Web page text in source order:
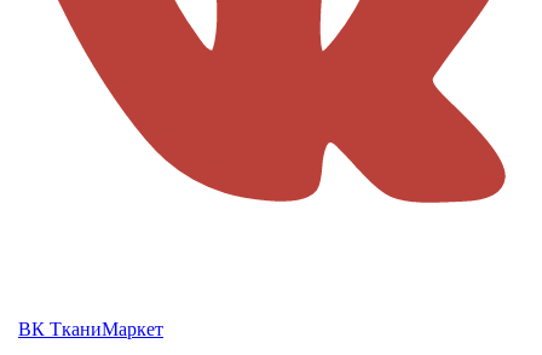
ВК ТканиМаркет